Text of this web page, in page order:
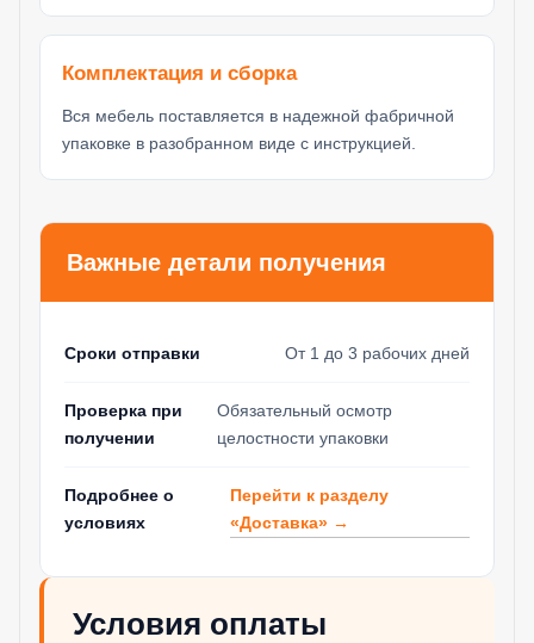
Комплектация и сборка
Вся мебель поставляется в надежной фабричной
упаковке в разобранном виде с инструкцией.
Важные детали получения
Сроки отправки От 1 до 3 рабочих дней
Проверка при
получении
Обязательный осмотр
целостности упаковки
Подробнее о
условиях
Перейти к разделу
«Доставка» →
Условия оплаты